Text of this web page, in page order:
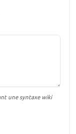
une syntaxe wiki